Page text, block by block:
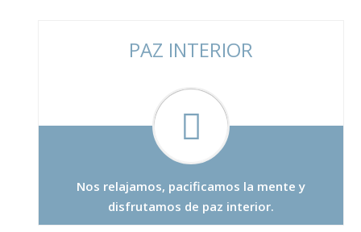
PAZ INTERIOR
Nos relajamos, pacificamos la mente y
disfrutamos de paz interior.